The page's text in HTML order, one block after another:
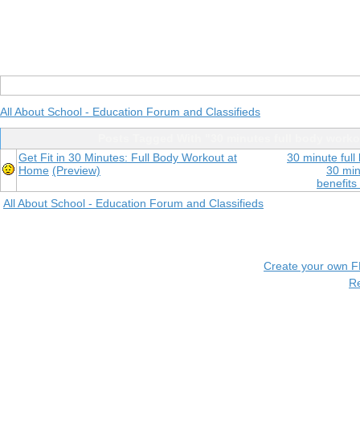
All About School - Education Forum and Classifieds
30 minute full
30
Get Fit in 30 Minutes: Full Body Workout at
Home (Preview)
All About School - Education Forum and Classifieds
Create your own